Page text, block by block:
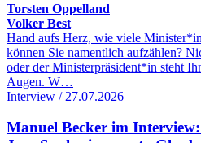
Torsten Oppelland
Volker Best
Hand aufs Herz, wie viele
können Sie namentlich aufzählen?
oder der Ministerpräsident*in steht
Augen. W…
Interview / 27.07.2026
Manuel Becker im Interview: